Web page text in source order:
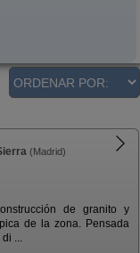
(Madrid)
de granito y
de la zona. Pensada
...